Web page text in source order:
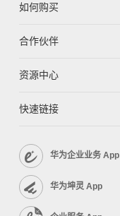
如何购买
合作伙伴
资源中心
快速链接
华为企业业务 App
华为坤灵 App